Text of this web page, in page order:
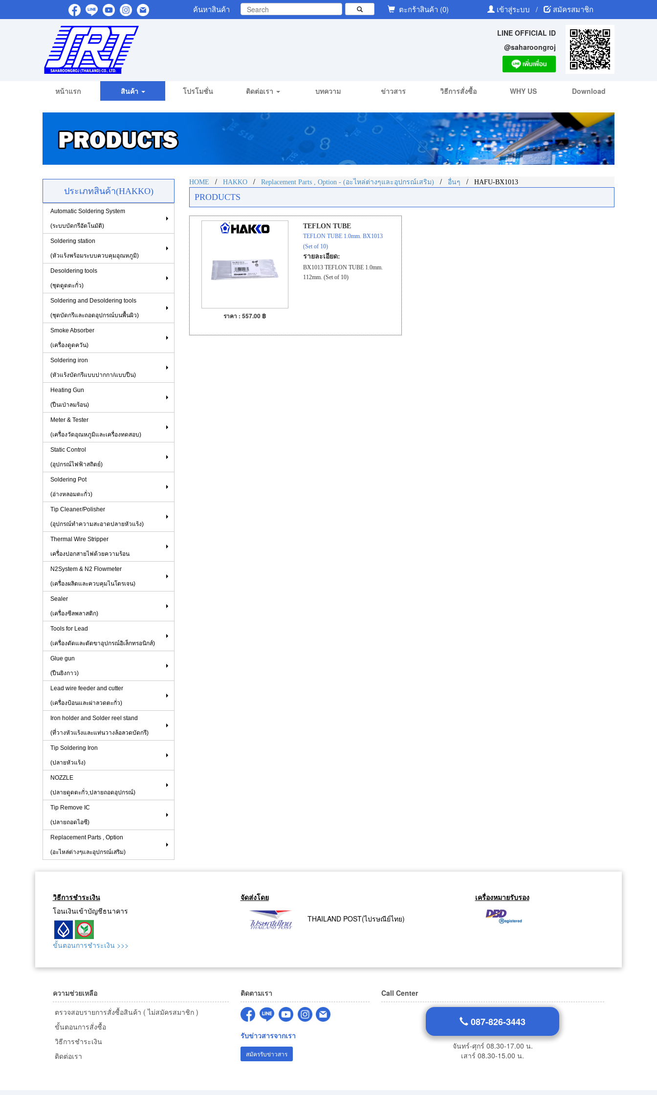
ค้นหาสินค้า ตะกร้าสินค้า (0) เข้าสู่ระบบ / สมัครสมาชิก
LINE OFFICIAL ID
@saharoongroj
หน้าแรก สินค้า โปรโมชั่น ติดต่อเรา บทความ ข่าวสาร วิธีการสั่งซื้อ WHY US Download
ประเภทสินค้า(HAKKO)
Automatic Soldering System
(ระบบบัดกรีอัตโนมัติ)
Soldering station
(หัวแร้งพร้อมระบบควบคุมอุณหภูมิ)
Desoldering tools
(ชุดดูดตะกั่ว)
Soldering and Desoldering tools
(ชุดบัดกรีและถอดอุปกรณ์บนพื้นผิว)
Smoke Absorber
(เครื่องดูดควัน)
Soldering iron
(หัวแร้งบัดกรีแบบปากกา/แบบปืน)
Heating Gun
(ปืนเป่าลมร้อน)
Meter & Tester
(เครื่องวัดอุณหภูมิและเครื่องทดสอบ)
Static Control
(อุปกรณ์ไฟฟ้าสถิตย์)
Soldering Pot
(อ่างหลอมตะกั่ว)
Tip Cleaner/Polisher
(อุปกรณ์ทำความสะอาดปลายหัวแร้ง)
Thermal Wire Stripper
เครื่องปอกสายไฟด้วยความร้อน
N2System & N2 Flowmeter
(เครื่องผลิตและควบคุมไนโตรเจน)
Sealer
(เครื่องซีลพลาสติก)
Tools for Lead
(เครื่องดัดและตัดขาอุปกรณ์อิเล็กทรอนิกส์)
Glue gun
(ปืนยิงกาว)
Lead wire feeder and cutter
(เครื่องป้อนและผ่าลวดตะกั่ว)
Iron holder and Solder reel stand
(ที่วางหัวแร้งและแท่นวางล้อลวดบัดกรี)
Tip Soldering Iron
(ปลายหัวแร้ง)
NOZZLE
(ปลายดูดตะกั่ว,ปลายถอดอุปกรณ์)
Tip Remove IC
(ปลายถอดไอซี)
Replacement Parts , Option
(อะไหล่ต่างๆและอุปกรณ์เสริม)
HOME / HAKKO / Replacement Parts , Option - (อะไหล่ต่างๆและอุปกรณ์เสริม) / อื่นๆ / HAFU-BX1013
PRODUCTS
TEFLON TUBE
TEFLON TUBE 1.0mm. BX1013
(Set of 10)
รายละเอียด:
BX1013 TEFLON TUBE 1.0mm.
112mm. (Set of 10)
ราคา : 557.00 ฿
วิธีการชำระเงิน
โอนเงินเข้าบัญชีธนาคาร
ขั้นตอนการชำระเงิน >>>
จัดส่งโดย
THAILAND POST(ไปรษณีย์ไทย)
เครื่องหมายรับรอง
ความช่วยเหลือ
ตรวจสอบรายการสั่งซื้อสินค้า ( ไม่สมัครสมาชิก )
ขั้นตอนการสั่งซื้อ
วิธีการชำระเงิน
ติดต่อเรา
ติดตามเรา
รับข่าวสารจากเรา
สมัครรับข่าวสาร
Call Center
087-826-3443
จันทร์-ศุกร์ 08.30-17.00 น.
เสาร์ 08.30-15.00 น.